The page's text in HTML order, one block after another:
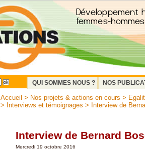
QUI SOMMES NOUS ?
NOS
Accueil > Nos projets & actions en cours >
> Interviews et témoignages > Interview de
Interview de Bernard
Mercredi 19 octobre 2016